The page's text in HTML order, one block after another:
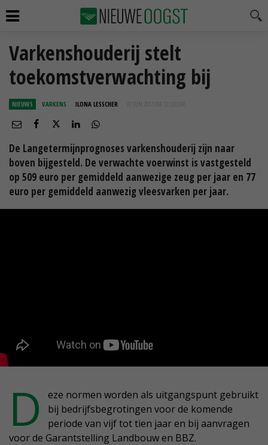
Varkenshouderij stelt
toekomstverwachting bij
NIEUWS VARKENS ILONA LESSCHER 07 JUN 2017 OM 12:12
De Langetermijnprognoses varkenshouderij zijn naar
boven bijgesteld. De verwachte voerwinst is vastgesteld
op 509 euro per gemiddeld aanwezige zeug per jaar en 77
euro per gemiddeld aanwezig vleesvarken per jaar.
D
eze normen worden als uitgangspunt gebruikt
bij bedrijfsbegrotingen voor de komende
periode van vijf tot tien jaar en bij aanvragen
voor de Garantstelling Landbouw en BBZ.